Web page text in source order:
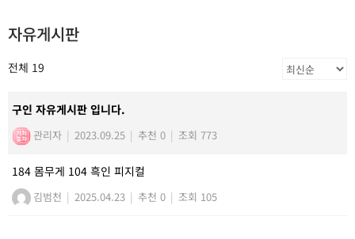
자유게시판
전체 19
구인 자유게시판 입니다.
관리자 | 2023.09.25 | 추천 0 | 조회 773
184 몸무게 104 흑인 피지컬
김범천 | 2025.04.23 | 추천 0 | 조회 105